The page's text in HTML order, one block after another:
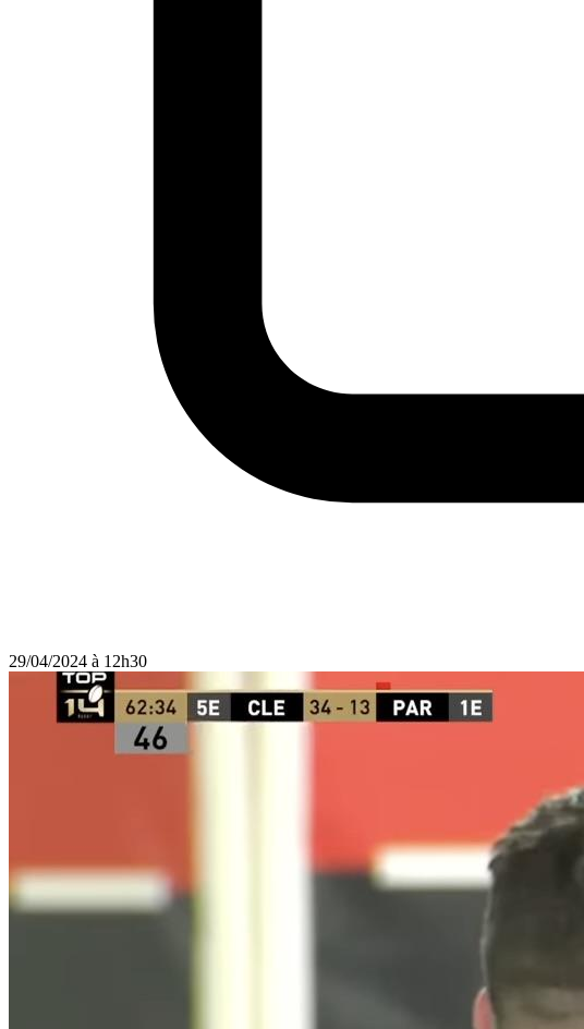
29/04/2024 à 12h30